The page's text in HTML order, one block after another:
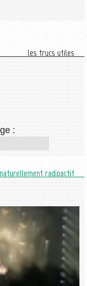
les trucs utiles
:
naturellement radioactif